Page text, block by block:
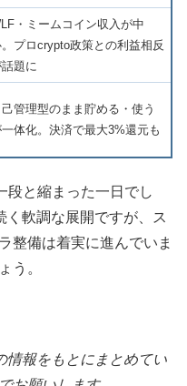
・ミームコイン収入が中
プロcrypto政策との利益相反
題に
己管理型のまま貯める・使う
体化。決済で最大3%還元も
段と縮まった一日でし
く軟調な展開ですが、ス
整備は着実に進んでいま
う。
報をもとにまとめてい